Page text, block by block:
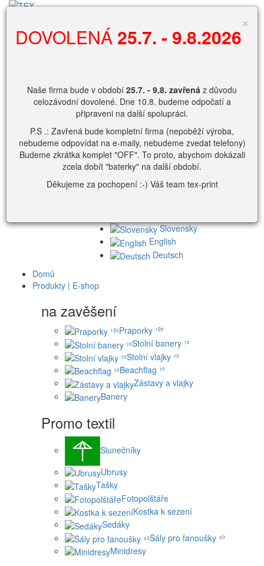
Vyhledávání
Košík je prázdný
Zobrazit košík.
přihlašovací
jméno
Heslo
nebo
Slovensky
English
Deutsch
Domů
Produkty | E-shop
na zavěšení
Praporky ¹º²
Stolní banery ⁷²
Stolní vlajky ⁷²
Beachflag ⁷²
Zástavy a vlajky
Banery
Promo textil
Slunečníky
Ubrusy
Tašky
Fotopolštáře
Kostka k sezení
Sedáky
Šály pro fanoušky ⁴³
Minidresy
×
DOVOLENÁ 25.7. - 9.8.2026
Naše firma bude v období 25.7. - 9.8. zavřená z důvodu
celozávodní dovolené. Dne 10.8. budeme odpočatí a
připraveni na další spolupráci.
P.S .: Zavřená bude kompletní firma (nepoběží výroba,
nebudeme odpovídat na e-maily, nebudeme zvedat telefony)
Budeme zkrátka komplet "OFF". To proto, abychom dokázali
zcela dobít "baterky" na další období.
Děkujeme za pochopení :-) Váš team tex-print